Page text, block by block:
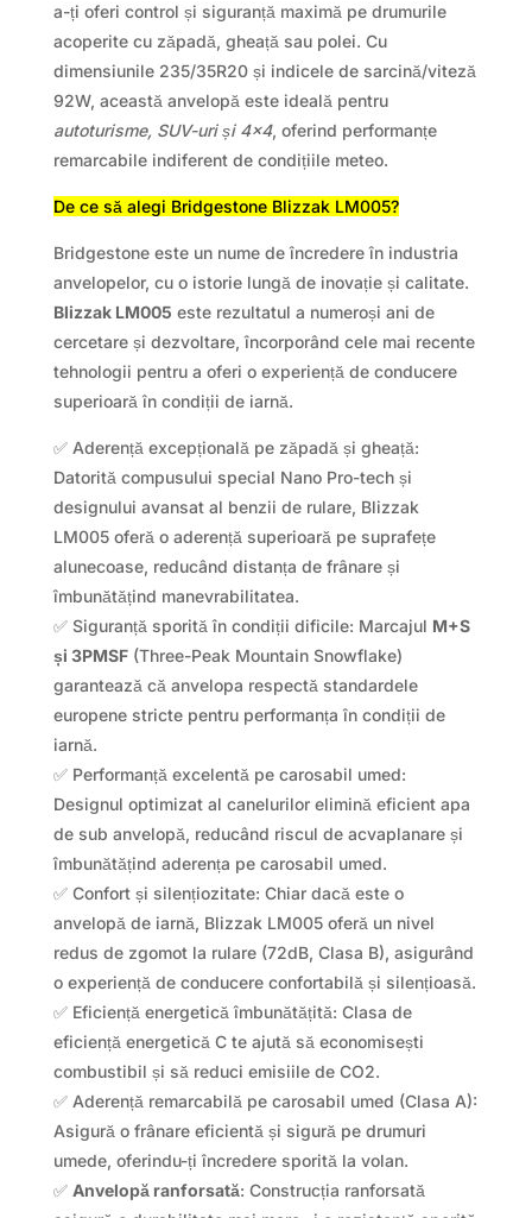
a-ți oferi control și siguranță maximă pe drumurile
acoperite cu zăpadă, gheață sau polei. Cu
dimensiunile 235/35R20 și indicele de sarcină/viteză
92W, această anvelopă este ideală pentru
autoturisme, SUV-uri și 4×4, oferind performanțe
remarcabile indiferent de condițiile meteo.
De ce să alegi Bridgestone Blizzak LM005?
Bridgestone este un nume de încredere în industria
anvelopelor, cu o istorie lungă de inovație și calitate.
Blizzak LM005 este rezultatul a numeroși ani de
cercetare și dezvoltare, încorporând cele mai recente
tehnologii pentru a oferi o experiență de conducere
superioară în condiții de iarnă.
✅ Aderență excepțională pe zăpadă și gheață:
Datorită compusului special Nano Pro-tech și
designului avansat al benzii de rulare, Blizzak
LM005 oferă o aderență superioară pe suprafețe
alunecoase, reducând distanța de frânare și
îmbunătățind manevrabilitatea.
✅ Siguranță sporită în condiții dificile: Marcajul M+S
și 3PMSF(Three-Peak Mountain Snowflake)
garantează că anvelopa respectă standardele
europene stricte pentru performanța în condiții de
iarnă.
✅ Performanță excelentă pe carosabil umed:
Designul optimizat al canelurilor elimină eficient apa
de sub anvelopă, reducând riscul de acvaplanare și
îmbunătățind aderența pe carosabil umed.
✅ Confort și silențiozitate: Chiar dacă este o
anvelopă de iarnă, Blizzak LM005 oferă un nivel
redus de zgomot la rulare (72dB, Clasa B), asigurând
o experiență de conducere confortabilă și silențioasă.
✅ Eficiență energetică îmbunătățită: Clasa de
eficiență energetică C te ajută să economisești
combustibil și să reduci emisiile de CO2.
✅ Aderență remarcabilă pe carosabil umed (Clasa A):
Asigură o frânare eficientă și sigură pe drumuri
umede, oferindu-ți încredere sporită la volan.
✅ Anvelopă ranforsată: Construcția ranforsată